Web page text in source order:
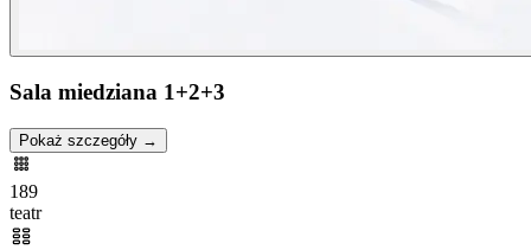
Sala miedziana 1+2+3
Pokaż szczegóły →
189
teatr